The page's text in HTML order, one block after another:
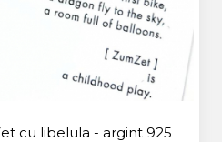
cu libelula - argint 925